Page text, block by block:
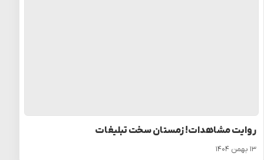
روایت مشاهدات! زمستان سخت تبلیغات
۱۳ بهمن ۱۴۰۴